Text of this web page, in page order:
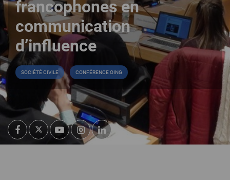
francophones en
communication
d’influence
SOCIÉTÉ CIVILE CONFÉRENCE OING